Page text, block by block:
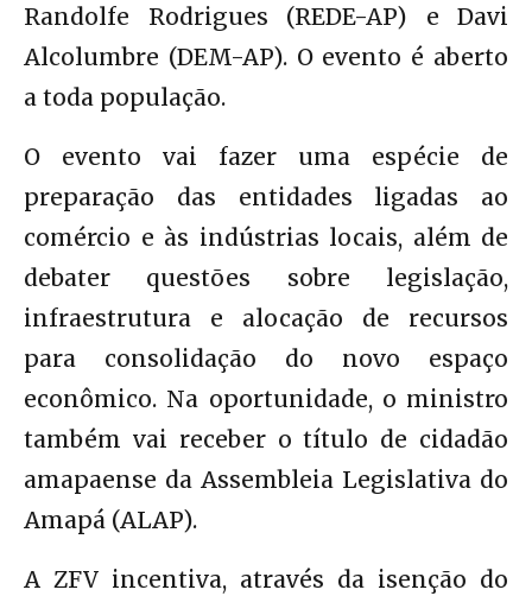
Randolfe Rodrigues (REDE-AP) e Davi
Alcolumbre (DEM-AP). O evento é aberto
a toda população.
O evento vai fazer uma espécie de
preparação das entidades ligadas ao
comércio e às indústrias locais, além de
debater questões sobre legislação,
infraestrutura e alocação de recursos
para consolidação do novo espaço
econômico. Na oportunidade, o ministro
também vai receber o título de cidadão
amapaense da Assembleia Legislativa do
Amapá (ALAP).
A ZFV incentiva, através da isenção do